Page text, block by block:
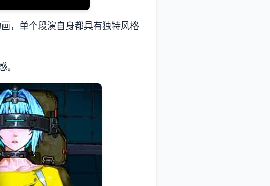
，单个段演自身都具有独特风格
。